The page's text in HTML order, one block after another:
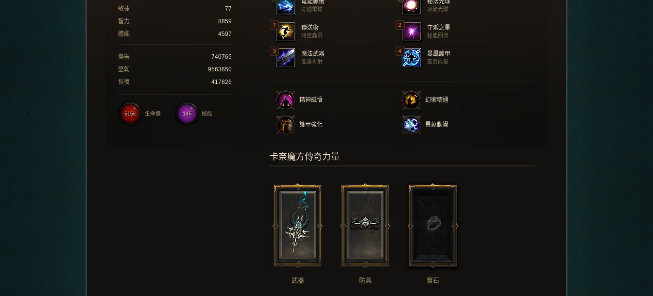
穿透電球 冰箭光球
傳送術
時空蟲洞
守禦之星
秘能回流
魔法武器
能量折射
暴風護甲
風暴能量
精神感悟 幻術精通
護甲強化 異象動盪
敏捷
77
智力
8859
體能
4597
傷害
740765
堅韌
9563650
恢復
417826
145 秘能
515k 生命值
卡奈魔方傳奇力量
武器 防具 寶石